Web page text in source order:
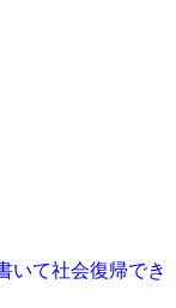
いて社会復帰でき